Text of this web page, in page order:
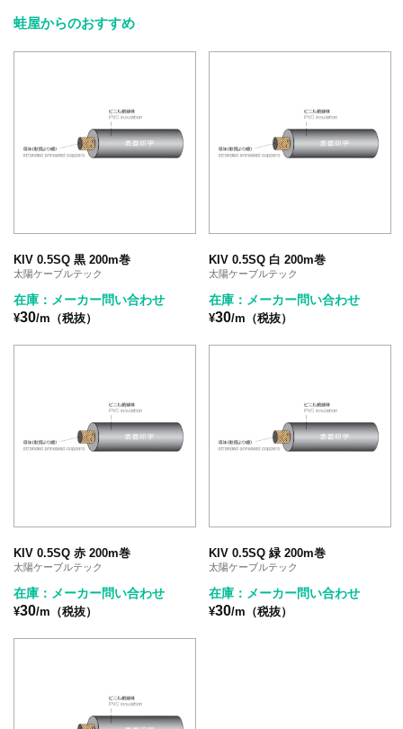
蛙屋からのおすすめ
KIV 0.5SQ 黒 200m巻
太陽ケーブルテック
在庫：メーカー問い合わせ
¥30/m（税抜）
KIV 0.5SQ 白 200m巻
太陽ケーブルテック
在庫：メーカー問い合わせ
¥30/m（税抜）
KIV 0.5SQ 赤 200m巻
太陽ケーブルテック
在庫：メーカー問い合わせ
¥30/m（税抜）
KIV 0.5SQ 緑 200m巻
太陽ケーブルテック
在庫：メーカー問い合わせ
¥30/m（税抜）